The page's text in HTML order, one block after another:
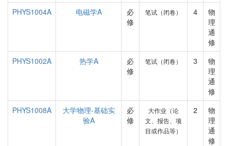
PHYS1004A
电磁学A
必
修
笔试（闭卷） 4
物
理
通
修
PHYS1002A
热学A
必
修
笔试（闭卷） 3
物
理
通
修
PHYS1008A
大学物理-基础实
验A
必
修
大作业（论
文、报告、项
目或作品等）
2
物
理
通
修